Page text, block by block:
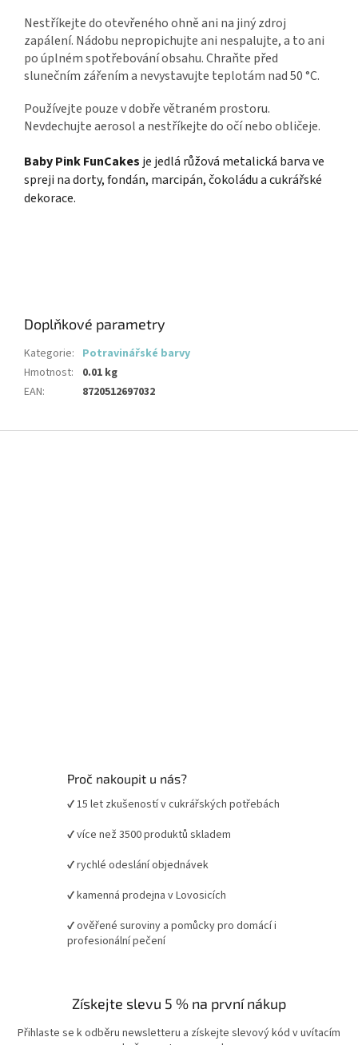
Nestříkejte do otevřeného ohně ani na jiný zdroj
zapálení. Nádobu nepropichujte ani nespalujte, a to ani
po úplném spotřebování obsahu. Chraňte před
slunečním zářením a nevystavujte teplotám nad 50 °C.
Používejte pouze v dobře větraném prostoru.
Nevdechujte aerosol a nestříkejte do očí nebo obličeje.
Baby Pink FunCakes je jedlá růžová metalická barva ve
spreji na dorty, fondán, marcipán, čokoládu a cukrářské
dekorace.
Doplňkové parametry
Kategorie: Potravinářské barvy
Hmotnost:
0.01 kg
EAN: 8720512697032
Proč nakoupit u nás?
✔ 15 let zkušeností v cukrářských potřebách
✔ více než 3500 produktů skladem
✔ rychlé odeslání objednávek
✔ kamenná prodejna v Lovosicích
✔ ověřené suroviny a pomůcky pro domácí i
profesionální pečení
Získejte slevu 5 % na první nákup
Přihlaste se k odběru newsletteru a získejte slevový kód v uvítacím